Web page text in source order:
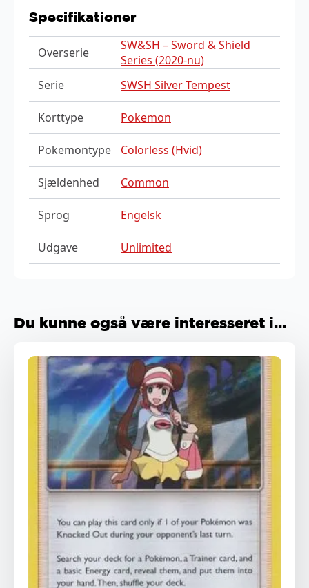
Specifikationer
Overserie
SW&SH – Sword & Shield
Series (2020-nu)
Serie
SWSH Silver Tempest
Korttype Pokemon
Pokemontype Colorless (Hvid)
Sjældenhed Common
Sprog Engelsk
Udgave Unlimited
Du kunne også være interesseret i...